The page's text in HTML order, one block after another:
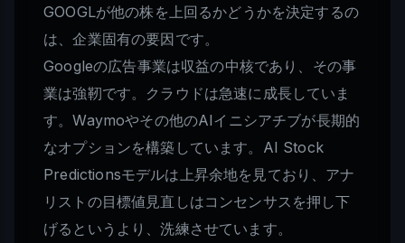
GOOGLが他の株を上回るかどうかを決定するの
は、企業固有の要因です。
Googleの広告事業は収益の中核であり、その事
業は強靭です。クラウドは急速に成長していま
す。Waymoやその他のAIイニシアチブが長期的
なオプションを構築しています。AI Stock
Predictionsモデルは上昇余地を見ており、アナ
リストの目標値見直しはコンセンサスを押し下
げるというより、洗練させています。